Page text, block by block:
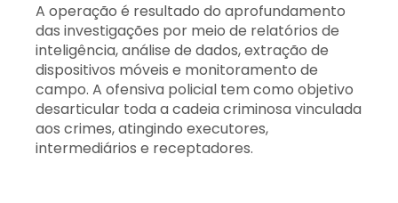
A operação é resultado do aprofundamento
das investigações por meio de relatórios de
inteligência, análise de dados, extração de
dispositivos móveis e monitoramento de
campo. A ofensiva policial tem como objetivo
desarticular toda a cadeia criminosa vinculada
aos crimes, atingindo executores,
intermediários e receptadores.